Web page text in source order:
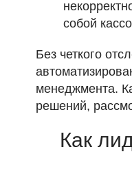
собой
Без четкого
менеджмента.
решений,
Как